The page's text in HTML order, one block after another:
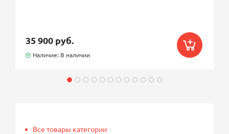
35 900 руб.
Наличие: В наличии
Все товары категории